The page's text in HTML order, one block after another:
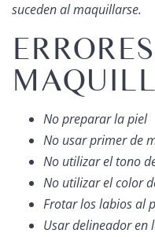
suceden al maquillarse.
No preparar la piel
No usar primer de
No utilizar el tono
No utilizar el color
Frotar los labios al
Usar delineador en